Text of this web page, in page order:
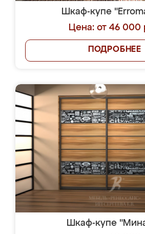
Шкаф-купе
Цена: от 46 000
ПОДРОБНЕЕ
Шкаф-купе